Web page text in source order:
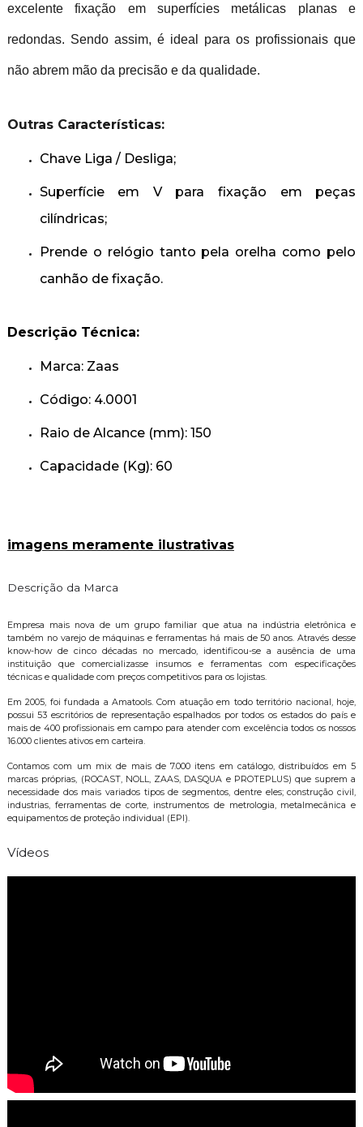
excelente fixação em superfícies metálicas planas e
redondas. Sendo assim, é ideal para os profissionais que
não abrem mão da precisão e da qualidade.
Outras Características:
Chave Liga / Desliga;
Superfície em V para fixação em peças
cilíndricas;
Prende o relógio tanto pela orelha como pelo
canhão de fixação.
Descrição Técnica:
Marca: Zaas
Código: 4.0001
Raio de Alcance (mm): 150
Capacidade (Kg): 60
imagens meramente ilustrativas
Descrição da Marca
Empresa mais nova de um grupo familiar que atua na indústria eletrônica e
também no varejo de máquinas e ferramentas há mais de 50 anos. Através desse
know-how de cinco décadas no mercado, identificou-se a ausência de uma
instituição que comercializasse insumos e ferramentas com especificações
técnicas e qualidade com preços competitivos para os lojistas.
Em 2005, foi fundada a Amatools. Com atuação em todo território nacional, hoje,
possui 53 escritórios de representação espalhados por todos os estados do país e
mais de 400 profissionais em campo para atender com excelência todos os nossos
16.000 clientes ativos em carteira.
Contamos com um mix de mais de 7.000 itens em catálogo, distribuídos em 5
marcas próprias, (ROCAST, NOLL, ZAAS, DASQUA e PROTEPLUS) que suprem a
necessidade dos mais variados tipos de segmentos, dentre eles; construção civil,
industrias, ferramentas de corte, instrumentos de metrologia, metalmecânica e
equipamentos de proteção individual (EPI).
Vídeos